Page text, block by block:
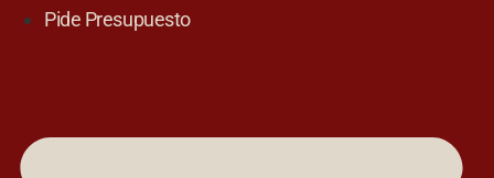
Pide Presupuesto